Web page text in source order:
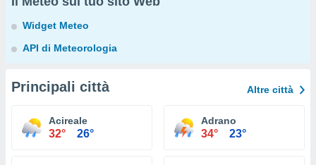
Widget Meteo
API di Meteorologia
Principali città Altre città
Acireale
32° 26°
Adrano
34° 23°